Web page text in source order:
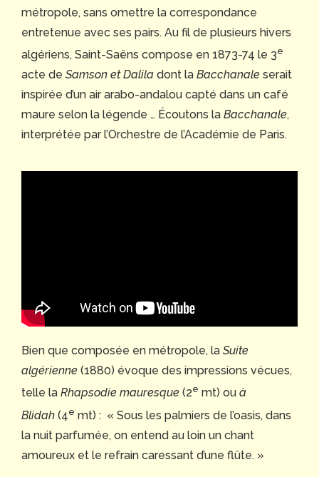
métropole, sans omettre la correspondance
entretenue avec ses pairs. Au fil de plusieurs hivers
algériens, Saint-Saëns compose en 1873-74 le 3e
acte de Samson et Dalila dont la Bacchanale serait
inspirée d’un air arabo-andalou capté dans un café
maure selon la légende … Écoutons la Bacchanale,
interprétée par l’Orchestre de l’Académie de Paris.
Bien que composée en métropole, la Suite
algérienne (1880) évoque des impressions vécues,
telle la Rhapsodie mauresque (2e mt) ou à
Blidah (4e mt) : « Sous les palmiers de l’oasis, dans
la nuit parfumée, on entend au loin un chant
amoureux et le refrain caressant d’une flûte. »